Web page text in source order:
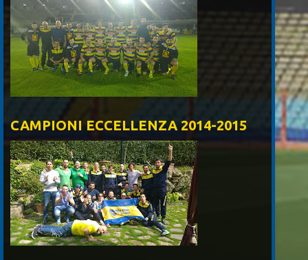
CAMPIONI ECCELLENZA 2014-2015